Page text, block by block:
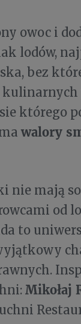
owoc i
lodów,
bez
którego
walory
nie mają
od
to
Mikołaj